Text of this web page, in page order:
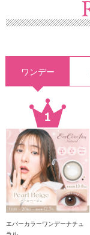
ワンデー
エバーカラーワンデーナチュ